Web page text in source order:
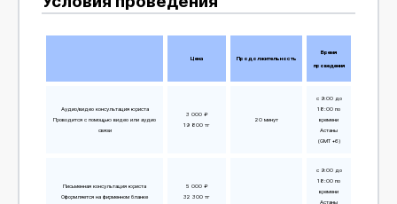
Цена Продолжительность
Время
проведения
Аудио/видео консультация юриста
Проводится с помощью видео или аудио
связи
3 000 ₽
19 800 тг
20 минут
с 9:00 до
18:00 по
времени
Астаны
(GMT +6)
Письменная консультация юриста
Оформляется на фирменном бланке
5 000 ₽
32 300 тг
с 9:00 до
18:00 по
времени
Астаны